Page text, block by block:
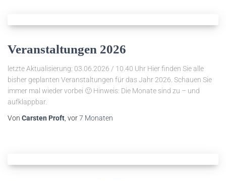
Veranstaltungen 2026
letzte Aktualisierung: 03.06.2026 / 10.40 Uhr Hier finden Sie alle
bisher geplanten Veranstaltungen für das Jahr 2026. Schauen Sie
immer mal wieder vorbei 🙂 Hinweis: Die Monate sind zu – und
aufklappbar.
Von Carsten Proft , vor7 Monaten